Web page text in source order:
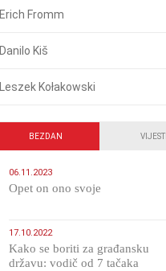
Erich Fromm
Danilo Kiš
Leszek Kołakowski
BEZDAN VIJESTI
06.11.2023
​Opet on ono svoje
17.10.2022
Kako se boriti za građansku
državu: vodič od 7 tačaka